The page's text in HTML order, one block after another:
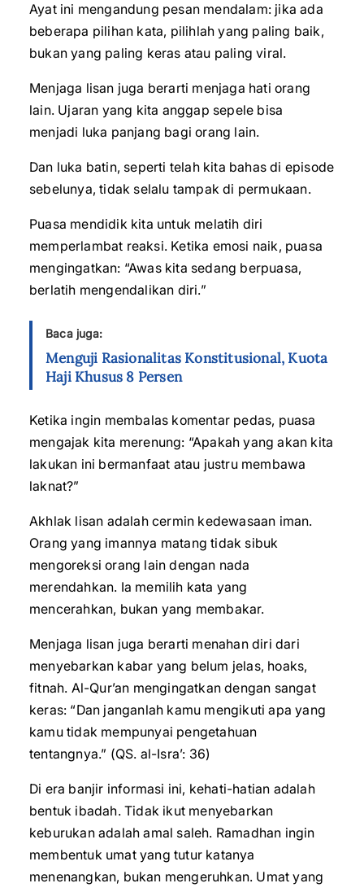
Ayat ini mengandung pesan mendalam: jika ada
beberapa pilihan kata, pilihlah yang paling baik,
bukan yang paling keras atau paling viral.
Menjaga lisan juga berarti menjaga hati orang
lain. Ujaran yang kita anggap sepele bisa
menjadi luka panjang bagi orang lain.
Dan luka batin, seperti telah kita bahas di episode
sebelunya, tidak selalu tampak di permukaan.
Puasa mendidik kita untuk melatih diri
memperlambat reaksi. Ketika emosi naik, puasa
mengingatkan: “Awas kita sedang berpuasa,
berlatih mengendalikan diri.”
Baca juga:
Menguji Rasionalitas Konstitusional, Kuota
Haji Khusus 8 Persen
Ketika ingin membalas komentar pedas, puasa
mengajak kita merenung: “Apakah yang akan kita
lakukan ini bermanfaat atau justru membawa
laknat?”
Akhlak lisan adalah cermin kedewasaan iman.
Orang yang imannya matang tidak sibuk
mengoreksi orang lain dengan nada
merendahkan. Ia memilih kata yang
mencerahkan, bukan yang membakar.
Menjaga lisan juga berarti menahan diri dari
menyebarkan kabar yang belum jelas, hoaks,
fitnah. Al-Qur’an mengingatkan dengan sangat
keras: “Dan janganlah kamu mengikuti apa yang
kamu tidak mempunyai pengetahuan
tentangnya.” (QS. al-Isra’: 36)
Di era banjir informasi ini, kehati-hatian adalah
bentuk ibadah. Tidak ikut menyebarkan
keburukan adalah amal saleh. Ramadhan ingin
membentuk umat yang tutur katanya
menenangkan, bukan mengeruhkan. Umat yang